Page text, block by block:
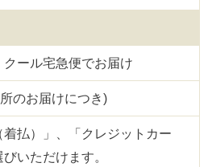
ール宅急便でお届け
のお届けにつき)
着払）」、「クレジットカー
いただけます。